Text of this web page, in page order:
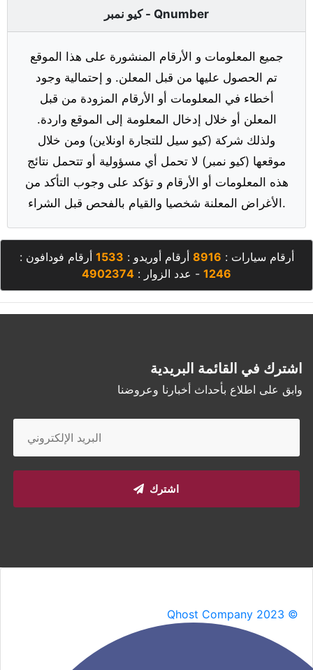
كيو نمبر - Qnumber
جميع المعلومات و الأرقام المنشورة على هذا الموقع
تم الحصول عليها من قبل المعلن. و إحتمالية وجود
أخطاء في المعلومات أو الأرقام المزودة من قبل
المعلن أو خلال إدخال المعلومة إلى الموقع واردة.
ولذلك شركة (كيو سيل للتجارة اونلاين) ومن خلال
موقعها (كيو نمبر) لا تحمل أي مسؤولية أو تتحمل نتائج
هذه المعلومات أو الأرقام و تؤكد على وجوب التأكد من
الأغراض المعلنة شخصيا والقيام بالفحص قبل الشراء.
أرقام سيارات : 8916 أرقام أوريدو : 1533 أرقام فودافون :
1246 - عدد الزوار : 4902374
اشترك في القائمة البريدية
وابق على اطلاع بأحداث أخبارنا وعروضنا
اشترك
Qhost Company 2023 ©